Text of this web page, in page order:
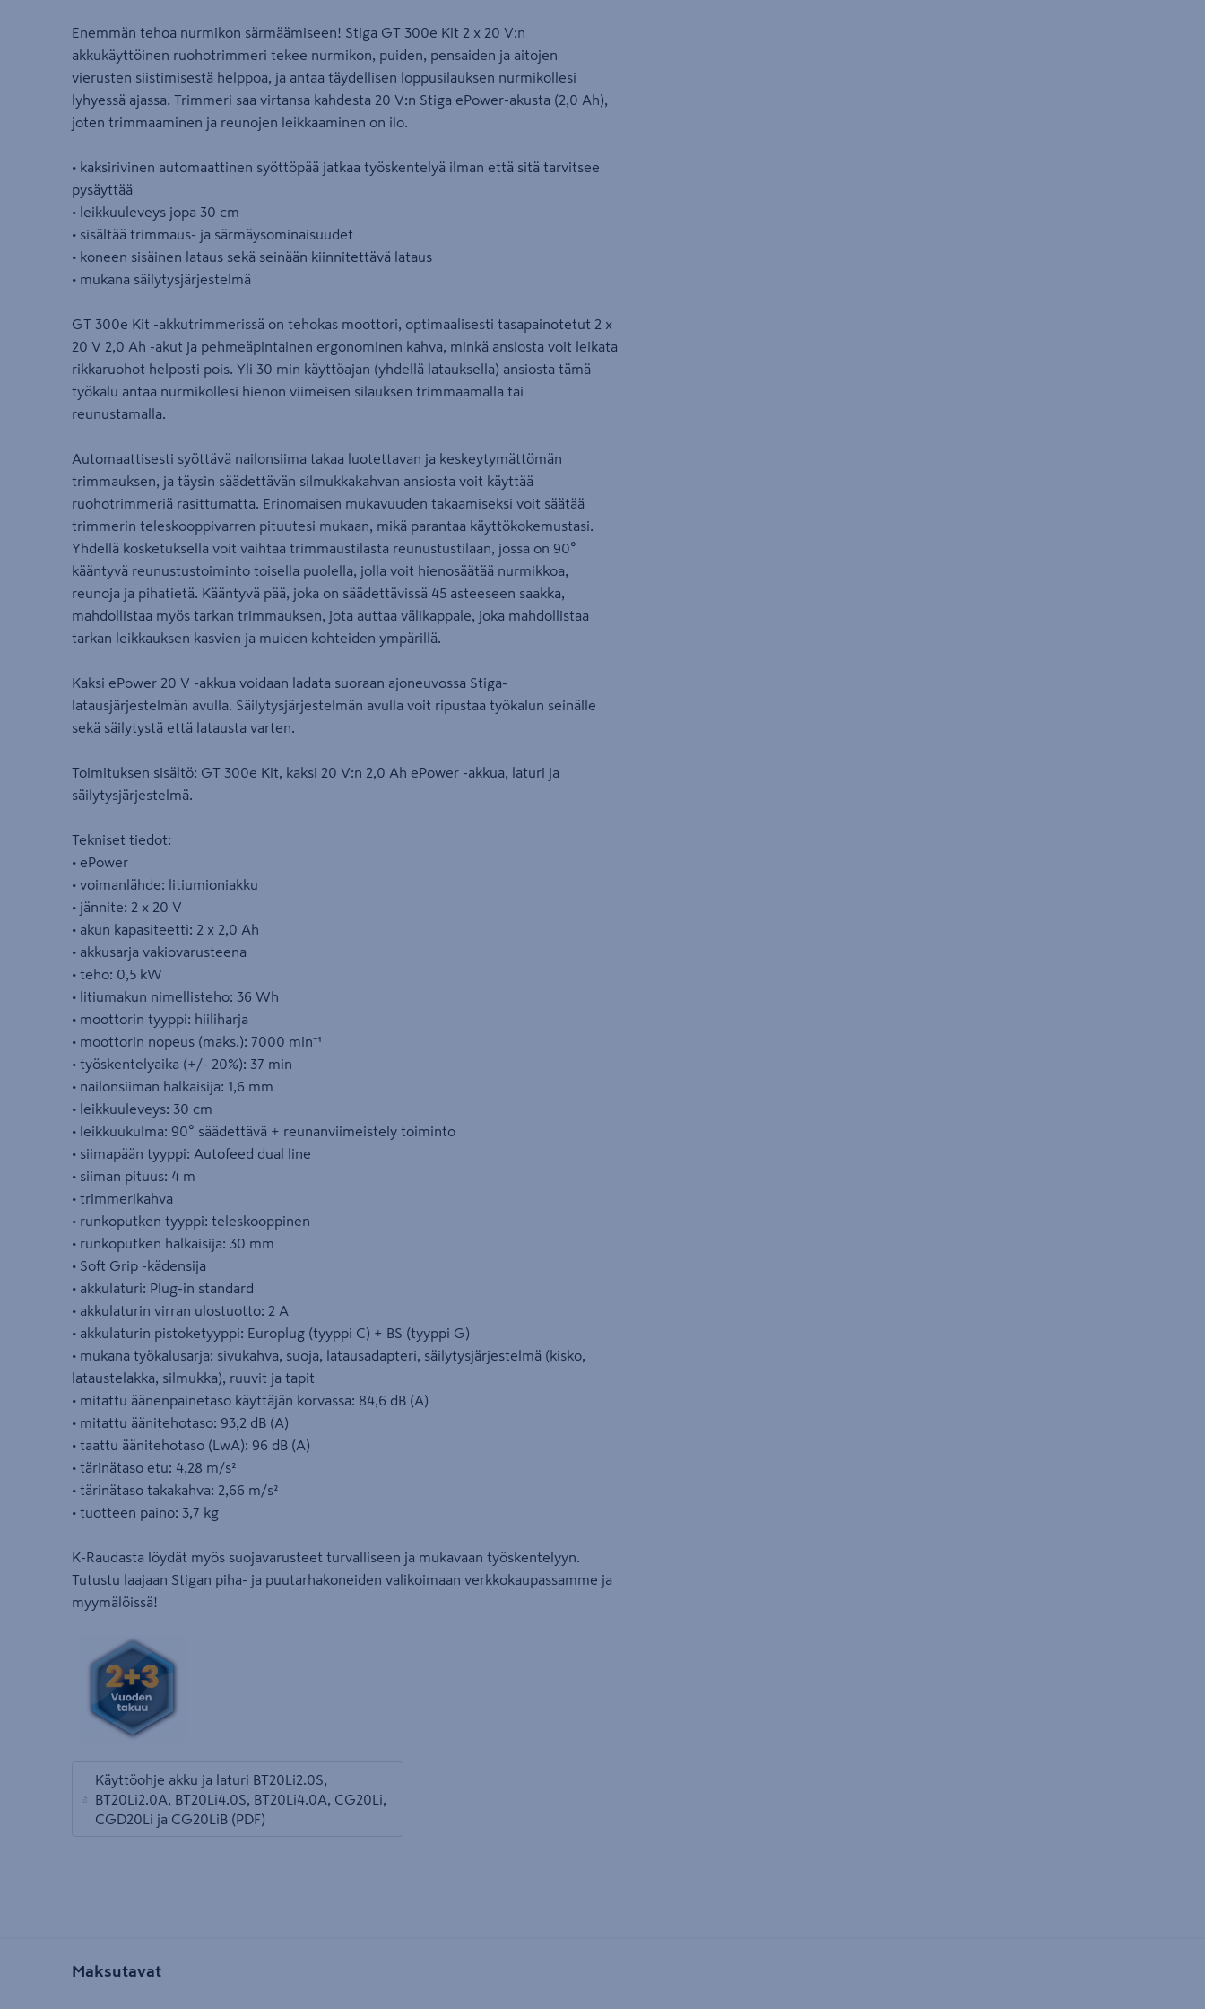
Enemmän tehoa nurmikon särmäämiseen! Stiga GT 300e Kit 2 x 20 V:n
akkukäyttöinen ruohotrimmeri tekee nurmikon, puiden, pensaiden ja aitojen
vierusten siistimisestä helppoa, ja antaa täydellisen loppusilauksen nurmikollesi
lyhyessä ajassa. Trimmeri saa virtansa kahdesta 20 V:n Stiga ePower-akusta (2,0 Ah),
joten trimmaaminen ja reunojen leikkaaminen on ilo.
• kaksirivinen automaattinen syöttöpää jatkaa työskentelyä ilman että sitä tarvitsee
pysäyttää
• leikkuuleveys jopa 30 cm
• sisältää trimmaus- ja särmäysominaisuudet
• koneen sisäinen lataus sekä seinään kiinnitettävä lataus
• mukana säilytysjärjestelmä
GT 300e Kit -akkutrimmerissä on tehokas moottori, optimaalisesti tasapainotetut 2 x
20 V 2,0 Ah -akut ja pehmeäpintainen ergonominen kahva, minkä ansiosta voit leikata
rikkaruohot helposti pois. Yli 30 min käyttöajan (yhdellä latauksella) ansiosta tämä
työkalu antaa nurmikollesi hienon viimeisen silauksen trimmaamalla tai
reunustamalla.
Automaattisesti syöttävä nailonsiima takaa luotettavan ja keskeytymättömän
trimmauksen, ja täysin säädettävän silmukkakahvan ansiosta voit käyttää
ruohotrimmeriä rasittumatta. Erinomaisen mukavuuden takaamiseksi voit säätää
trimmerin teleskooppivarren pituutesi mukaan, mikä parantaa käyttökokemustasi.
Yhdellä kosketuksella voit vaihtaa trimmaustilasta reunustustilaan, jossa on 90°
kääntyvä reunustustoiminto toisella puolella, jolla voit hienosäätää nurmikkoa,
reunoja ja pihatietä. Kääntyvä pää, joka on säädettävissä 45 asteeseen saakka,
mahdollistaa myös tarkan trimmauksen, jota auttaa välikappale, joka mahdollistaa
tarkan leikkauksen kasvien ja muiden kohteiden ympärillä.
Kaksi ePower 20 V -akkua voidaan ladata suoraan ajoneuvossa Stiga-
latausjärjestelmän avulla. Säilytysjärjestelmän avulla voit ripustaa työkalun seinälle
sekä säilytystä että latausta varten.
Toimituksen sisältö: GT 300e Kit, kaksi 20 V:n 2,0 Ah ePower -akkua, laturi ja
säilytysjärjestelmä.
Tekniset tiedot:
• ePower
• voimanlähde: litiumioniakku
• jännite: 2 x 20 V
• akun kapasiteetti: 2 x 2,0 Ah
• akkusarja vakiovarusteena
• teho: 0,5 kW
• litiumakun nimellisteho: 36 Wh
• moottorin tyyppi: hiiliharja
• moottorin nopeus (maks.): 7000 min⁻¹
• työskentelyaika (+/- 20%): 37 min
• nailonsiiman halkaisija: 1,6 mm
• leikkuuleveys: 30 cm
• leikkuukulma: 90° säädettävä + reunanviimeistely toiminto
• siimapään tyyppi: Autofeed dual line
• siiman pituus: 4 m
• trimmerikahva
• runkoputken tyyppi: teleskooppinen
• runkoputken halkaisija: 30 mm
• Soft Grip -kädensija
• akkulaturi: Plug-in standard
• akkulaturin virran ulostuotto: 2 A
• akkulaturin pistoketyyppi: Europlug (tyyppi C) + BS (tyyppi G)
• mukana työkalusarja: sivukahva, suoja, latausadapteri, säilytysjärjestelmä (kisko,
lataustelakka, silmukka), ruuvit ja tapit
• mitattu äänenpainetaso käyttäjän korvassa: 84,6 dB (A)
• mitattu äänitehotaso: 93,2 dB (A)
• taattu äänitehotaso (LwA): 96 dB (A)
• tärinätaso etu: 4,28 m/s²
• tärinätaso takakahva: 2,66 m/s²
• tuotteen paino: 3,7 kg
K-Raudasta löydät myös suojavarusteet turvalliseen ja mukavaan työskentelyyn.
Tutustu laajaan Stigan piha- ja puutarhakoneiden valikoimaan verkkokaupassamme ja
myymälöissä!
Käyttöohje akku ja laturi BT20Li2.0S,
BT20Li2.0A, BT20Li4.0S, BT20Li4.0A, CG20Li,
CGD20Li ja CG20LiB (PDF)
avautuu uuteen välilehteen
Maksutavat